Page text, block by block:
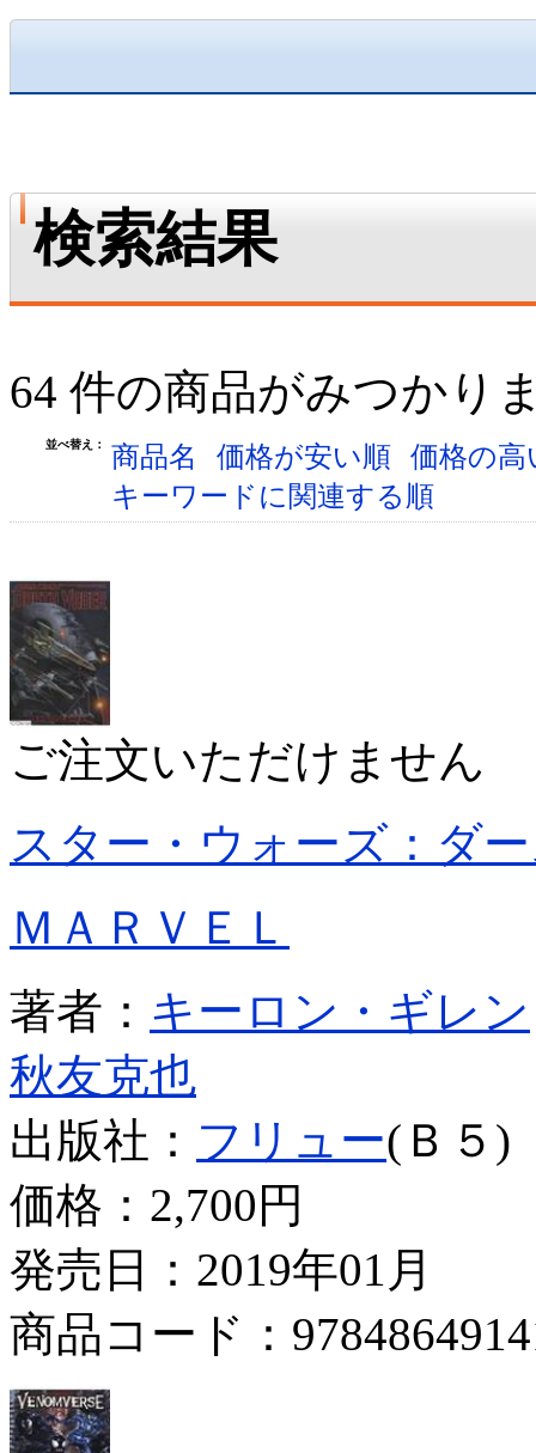
検索結果
64 件の商品がみつかり
並べ替え： 商品名 価格が安い順 価格の
キーワードに関連する順
ご注文いただけません
スター・ウォーズ：ダ
ＭＡＲＶＥＬ
著者： キーロン・ギレン
秋友克也
出版社： フリュー(Ｂ５)
価格： 2,700円
発売日：2019年01月
商品コード：